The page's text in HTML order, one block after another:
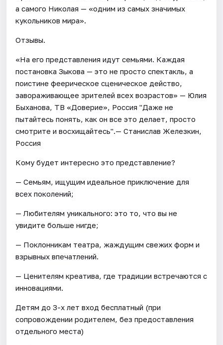
а самого Николая — «одним из самых значимых
кукольников мира».
Отзывы.
«На его представления идут семьями. Каждая
постановка Зыкова — это не просто спектакль, а
поистине феерическое сценическое действо,
завораживающее зрителей всех возрастов» — Юлия
Быханова, ТВ «Доверие», Россия "Даже не
пытайтесь понять, как он все это делает, просто
смотрите и восхищайтесь".— Станислав Железкин,
Россия
Кому будет интересно это представление?
— Семьям, ищущим идеальное приключение для
всех поколений;
— Любителям уникального: это то, что вы не
увидите больше нигде;
— Поклонникам театра, жаждущим свежих форм и
взрывных впечатлений.
— Ценителям креатива, где традиции встречаются с
инновациями.
Детям до 3-х лет вход бесплатный (при
сопровождении родителем, без предоставления
отдельного места)